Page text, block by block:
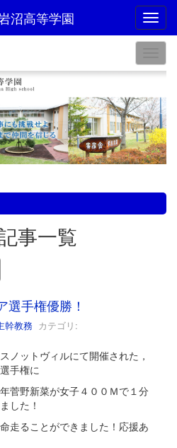
沼高等学園
事一覧
選手権優勝！
幹教務 カテゴリ:
ノットヴィルにて開催された，
手権に
菅野新菜が女子４００Ｍで１分
した！
走ることができました！応援あ